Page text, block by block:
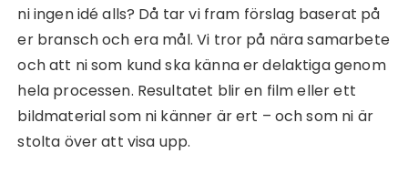
ni ingen idé alls? Då tar vi fram förslag baserat på
er bransch och era mål. Vi tror på nära samarbete
och att ni som kund ska känna er delaktiga genom
hela processen. Resultatet blir en film eller ett
bildmaterial som ni känner är ert – och som ni är
stolta över att visa upp.